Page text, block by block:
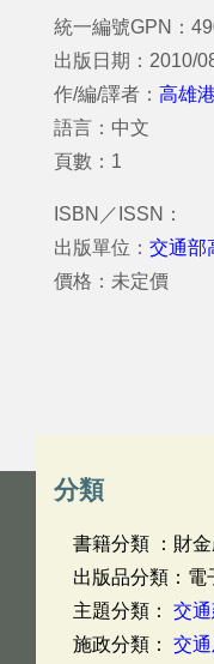
統一編號GPN：
出版日期：2010/
作/編/譯者： 高雄
語言：中文
頁數：1
ISBN／ISSN：
出版單位： 交通部
價格：未定價
分類
書籍分類 ：財
出版品分類：電
主題分類： 交
施政分類： 交